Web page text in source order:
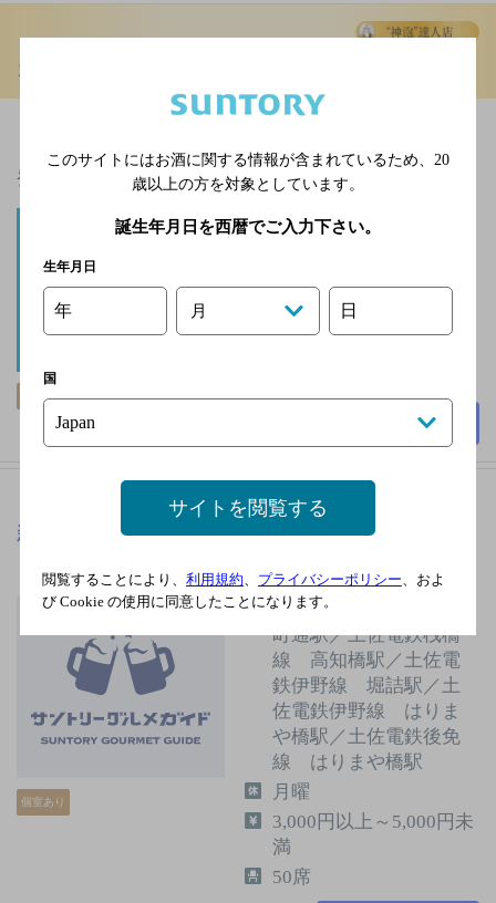
カラオケ館 高知追手筋店
り！】◆Web予約限定！時間無制限 飲み放題プラン新
登場！◆大画…
飲み放題 個室あり
とさでん交通桟橋線 蓮
3,000円以上～5,000円未
満
詳細を見る
新中国料理彩華 [中華料理]
個室あり
土佐電鉄桟橋線 蓮池
町通駅／土佐電鉄桟橋
線 高知橋駅／土佐電
鉄伊野線 堀詰駅／土
佐電鉄伊野線 はりま
や橋駅／土佐電鉄後免
線 はりまや橋駅
月曜
3,000円以上～5,000円未
満
50席
このサイトにはお酒に関する情報が含まれているため、 20
歳以上の方を対象としています。
誕生年月日を西暦でご入力下さい。
生年月日
年 月 日
国
サイトを閲覧する
閲覧することにより、 利用規約 プライバシーポリシー 、およ
び Cookie の使用に同意したことになります。